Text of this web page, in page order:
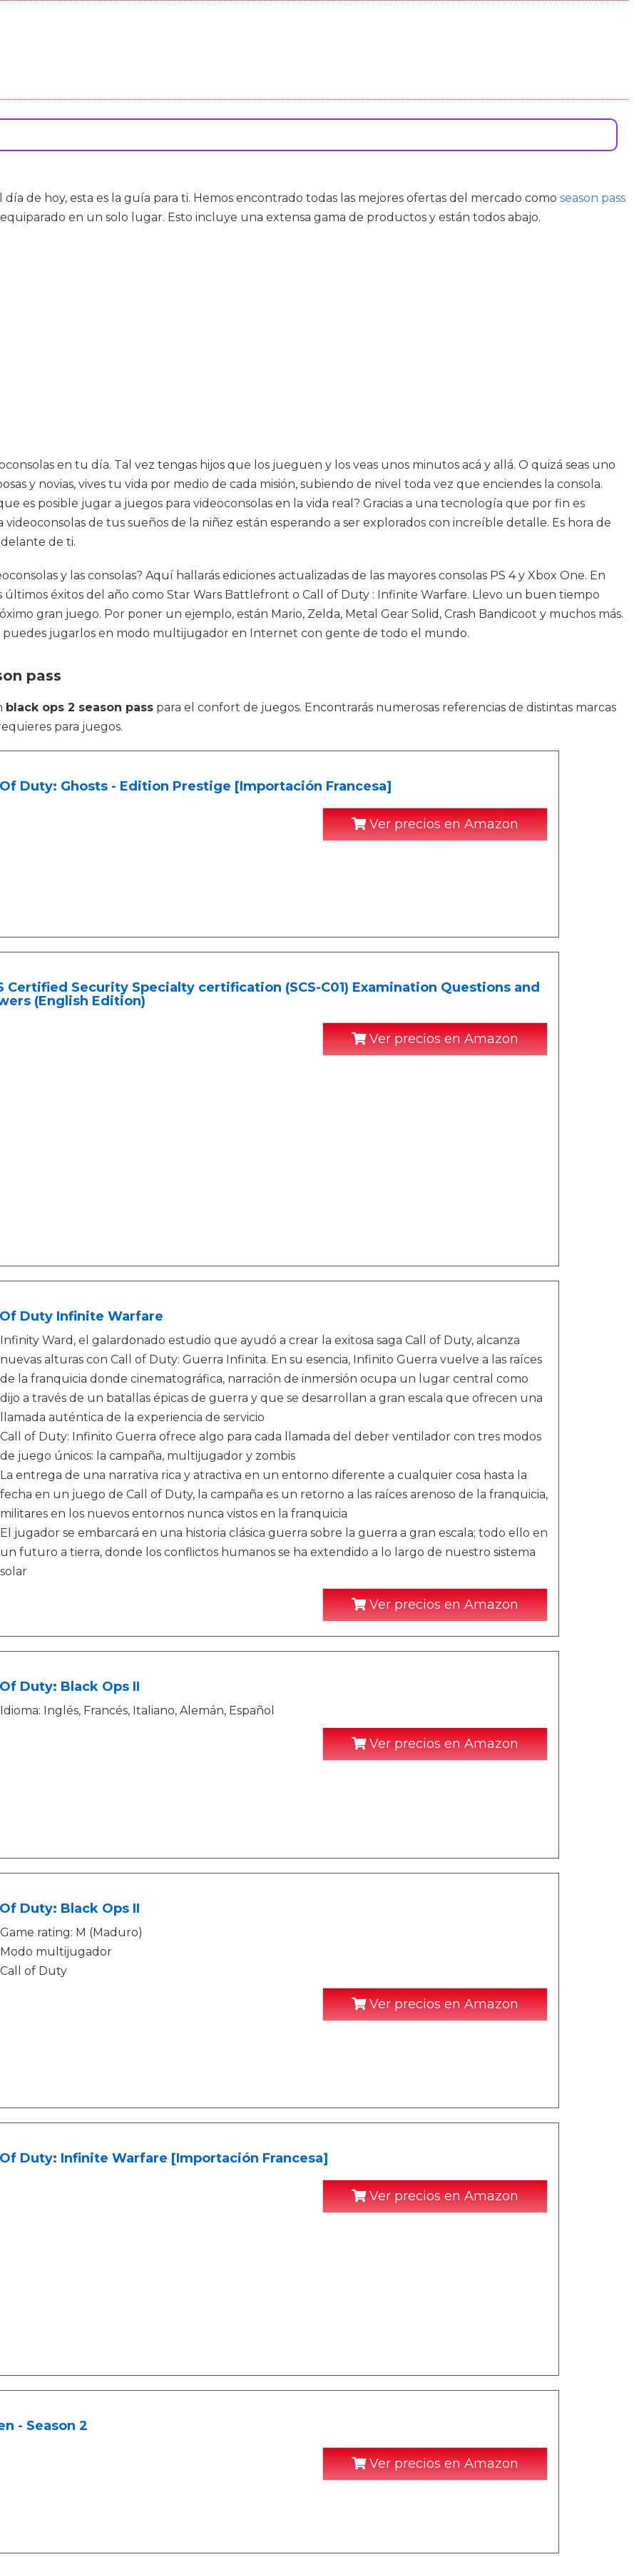
día de hoy, esta es la guía para ti. Hemos encontrado todas las mejores ofertas del mercado como season pass
en un solo lugar. Esto incluye una extensa gama de productos y están todos abajo.
en tu día. Tal vez tengas hijos que los jueguen y los veas unos minutos acá y allá. O quizá seas uno
y novias, vives tu vida por medio de cada misión, subiendo de nivel toda vez que enciendes la consola.
es posible jugar a juegos para videoconsolas en la vida real? Gracias a una tecnología que por fin es
de tus sueños de la niñez están esperando a ser explorados con increíble detalle. Es hora de
de ti.
y las consolas? Aquí hallarás ediciones actualizadas de las mayores consolas PS 4 y Xbox One. En
éxitos del año como Star Wars Battlefront o Call of Duty : Infinite Warfare. Llevo un buen tiempo
gran juego. Por poner un ejemplo, están Mario, Zelda, Metal Gear Solid, Crash Bandicoot y muchos más.
puedes jugarlos en modo multijugador en Internet con gente de todo el mundo.
pass
black ops 2 season pass para el confort de juegos. Encontrarás numerosas referencias de distintas marcas
para juegos.
Duty: Ghosts - Edition Prestige [Importación Francesa]
Ver precios en Amazon
Certified Security Specialty certification (SCS-C01) Examination Questions and
(English Edition)
Ver precios en Amazon
Duty Infinite Warfare
Infinity Ward, el galardonado estudio que ayudó a crear la exitosa saga Call of Duty, alcanza
nuevas alturas con Call of Duty: Guerra Infinita. En su esencia, Infinito Guerra vuelve a las raíces
de la franquicia donde cinematográfica, narración de inmersión ocupa un lugar central como
dijo a través de un batallas épicas de guerra y que se desarrollan a gran escala que ofrecen una
llamada auténtica de la experiencia de servicio
Call of Duty: Infinito Guerra ofrece algo para cada llamada del deber ventilador con tres modos
de juego únicos: la campaña, multijugador y zombis
La entrega de una narrativa rica y atractiva en un entorno diferente a cualquier cosa hasta la
fecha en un juego de Call of Duty, la campaña es un retorno a las raíces arenoso de la franquicia,
militares en los nuevos entornos nunca vistos en la franquicia
El jugador se embarcará en una historia clásica guerra sobre la guerra a gran escala; todo ello en
un futuro a tierra, donde los conflictos humanos se ha extendido a lo largo de nuestro sistema
solar
Ver precios en Amazon
Duty: Black Ops II
Idioma: Inglés, Francés, Italiano, Alemán, Español
Ver precios en Amazon
Duty: Black Ops II
Game rating: M (Maduro)
Modo multijugador
Call of Duty
Ver precios en Amazon
Duty: Infinite Warfare [Importación Francesa]
Ver precios en Amazon
- Season 2
Ver precios en Amazon